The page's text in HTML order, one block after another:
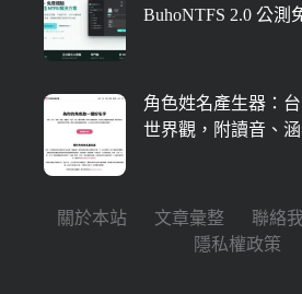
BuhoNTFS 2.0 公測
角色姓名產生器：
世界觀，附讀音、
關於本站 文章彙整 聯絡
隱私權政策